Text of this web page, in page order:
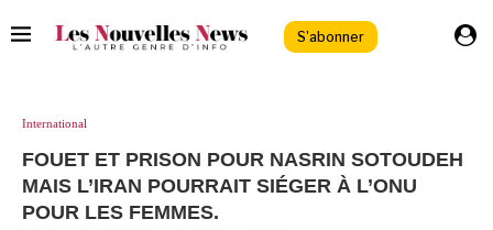
S'abonner
International
FOUET ET PRISON POUR NASRIN SOTOUDEH
MAIS L’IRAN POURRAIT SIÉGER À L’ONU
POUR LES FEMMES.